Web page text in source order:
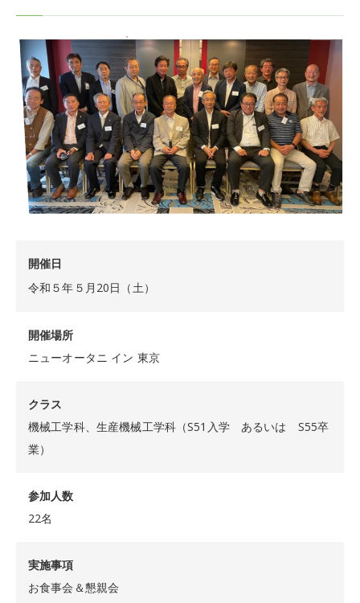
開催日
令和５年５月20日（土）
開催場所
ニューオータニ イン 東京
クラス
機械工学科、生産機械工学科（S51入学 あるいは S55卒
業）
参加人数
22名
実施事項
お食事会＆懇親会